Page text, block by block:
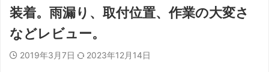
装着。雨漏り、取付位置、作業の大変さ
などレビュー。
2019年3月7日 2023年12月14日